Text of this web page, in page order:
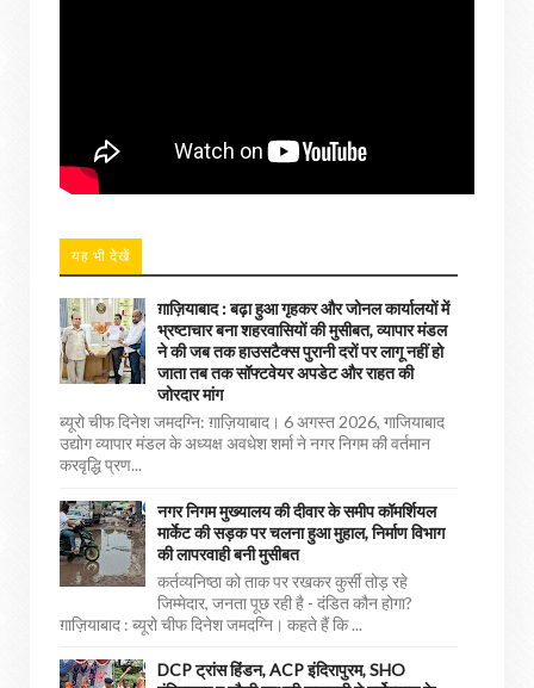
यह भी देखें
ग़ाज़ियाबाद : बढ़ा हुआ गृहकर और जोनल कार्यालयों में
भ्रष्टाचार बना शहरवासियों की मुसीबत, व्यापार मंडल
ने की जब तक हाउसटैक्स पुरानी दरों पर लागू नहीं हो
जाता तब तक सॉफ्टवेयर अपडेट और राहत की
जोरदार मांग
ब्यूरो चीफ दिनेश जमदग्नि: ग़ाज़ियाबाद। 6 अगस्त 2026, गाजियाबाद
उद्योग व्यापार मंडल के अध्यक्ष अवधेश शर्मा ने नगर निगम की वर्तमान
करवृद्धि प्रण...
नगर निगम मुख्यालय की दीवार के समीप कॉमर्शियल
मार्केट की सड़क पर चलना हुआ मुहाल, निर्माण विभाग
की लापरवाही बनी मुसीबत
कर्तव्यनिष्ठा को ताक पर रखकर कुर्सी तोड़ रहे
जिम्मेदार, जनता पूछ रही है - दंडित कौन होगा?
ग़ाज़ियाबाद : ब्यूरो चीफ दिनेश जमदग्नि। कहते हैं कि ...
DCP ट्रांस हिंडन, ACP इंदिरापुरम, SHO